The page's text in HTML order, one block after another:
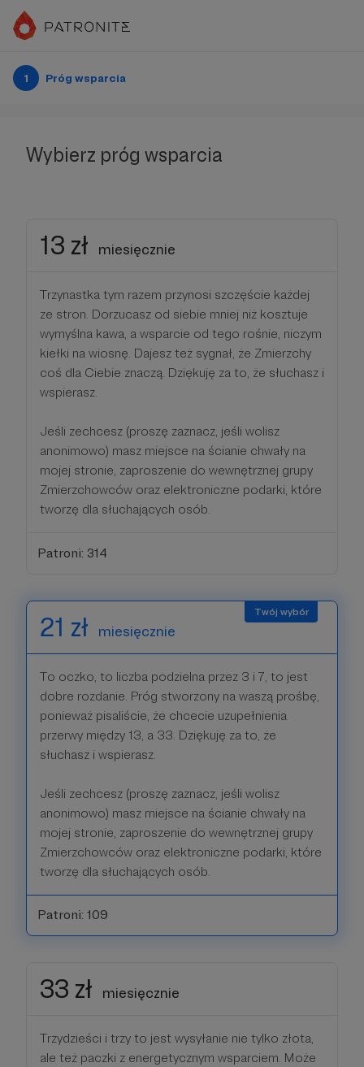
1 Próg wsparcia
Wybierz próg wsparcia
13 zł miesięcznie
Trzynastka tym razem przynosi szczęście każdej
ze stron. Dorzucasz od siebie mniej niż kosztuje
wymyślna kawa, a wsparcie od tego rośnie, niczym
kiełki na wiosnę. Dajesz też sygnał, że Zmierzchy
coś dla Ciebie znaczą. Dziękuję za to, że słuchasz i
wspierasz.
Jeśli zechcesz (proszę zaznacz, jeśli wolisz
anonimowo) masz miejsce na ścianie chwały na
mojej stronie, zaproszenie do wewnętrznej grupy
Zmierzchowców oraz elektroniczne podarki, które
tworzę dla słuchających osób.
Patroni: 314
21 zł miesięcznie
To oczko, to liczba podzielna przez 3 i 7, to jest
dobre rozdanie. Próg stworzony na waszą prośbę,
ponieważ pisaliście, że chcecie uzupełnienia
przerwy między 13, a 33. Dziękuję za to, że
słuchasz i wspierasz.
Jeśli zechcesz (proszę zaznacz, jeśli wolisz
anonimowo) masz miejsce na ścianie chwały na
mojej stronie, zaproszenie do wewnętrznej grupy
Zmierzchowców oraz elektroniczne podarki, które
tworzę dla słuchających osób.
Patroni: 109
33 zł miesięcznie
Trzydzieści i trzy to jest wysyłanie nie tylko złota,
ale też paczki z energetycznym wsparciem. Może